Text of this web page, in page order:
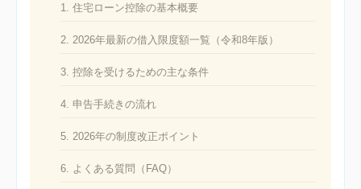
1. 住宅ローン控除の基本概要
2. 2026年最新の借入限度額一覧（令和8年版）
3. 控除を受けるための主な条件
4. 申告手続きの流れ
5. 2026年の制度改正ポイント
6. よくある質問（FAQ）